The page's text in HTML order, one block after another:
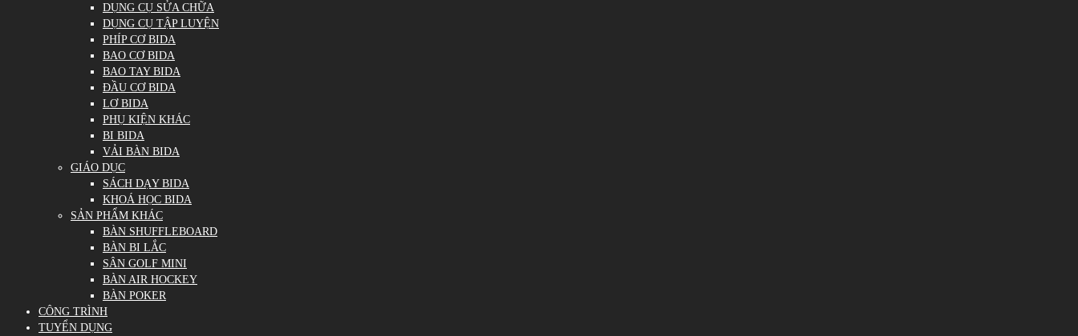
DỤNG CỤ SỬA CHỮA
DỤNG CỤ TẬP LUYỆN
PHÍP CƠ BIDA
BAO CƠ BIDA
BAO TAY BIDA
ĐẦU CƠ BIDA
LƠ BIDA
PHỤ KIỆN KHÁC
BI BIDA
VẢI BÀN BIDA
GIÁO DỤC
SÁCH DẠY BIDA
KHOÁ HỌC BIDA
SẢN PHẨM KHÁC
BÀN SHUFFLEBOARD
BÀN BI LẮC
SÂN GOLF MINI
BÀN AIR HOCKEY
BÀN POKER
CÔNG TRÌNH
TUYỂN DỤNG